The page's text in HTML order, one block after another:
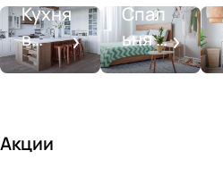
Кухня
в
стиле
Спал
ьня в
совре
Акции